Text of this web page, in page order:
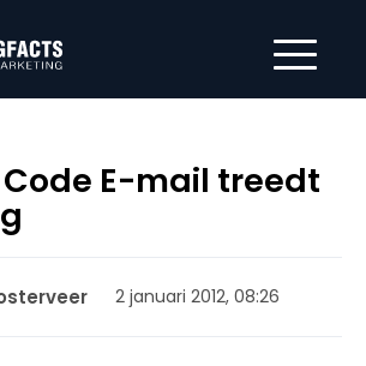
Code E-mail treedt
2 januari 2012, 08:26